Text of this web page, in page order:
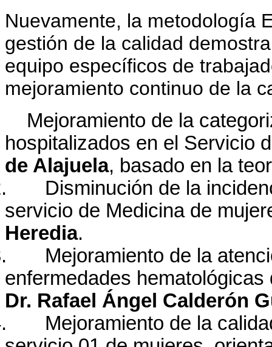
Nuevamente, la metodología
gestión de la calidad
equipo específicos de
mejoramiento continuo de la
Mejoramiento de la
hospitalizados en el Servicio
de Alajuela, basado en la
Disminución de la
servicio de Medicina de
Heredia.
Mejoramiento de la
enfermedades
Dr. Rafael Ángel Calderón
Mejoramiento de la